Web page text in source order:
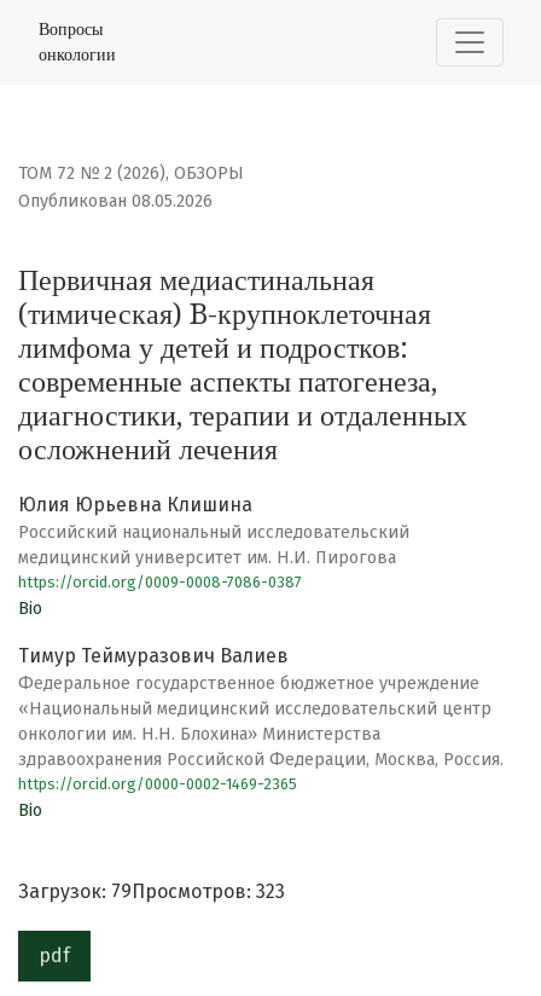
Первичная медиастинальная (тимическая) B-
Вопросы
онкологии
ТОМ 72 № 2 (2026), ОБЗОРЫ
Первичная медиастинальная
(тимическая) B-крупноклеточная
лимфома у детей и подростков:
современные аспекты патогенеза,
диагностики, терапии и отдаленных
осложнений лечения
Опубликован 08.05.2026
Юлия Юрьевна Клишина
Российский национальный исследовательский
медицинский университет им. Н.И. Пирогова
https://orcid.org/0009-0008-7086-0387
Bio
Тимур Теймуразович Валиев
Федеральное государственное бюджетное учреждение
«Национальный медицинский исследовательский центр
онкологии им. Н.Н. Блохина» Министерства
здравоохранения Российской Федерации, Москва, Россия.
https://orcid.org/0000-0002-1469-2365
Bio
Загрузок: 79 Просмотров: 323
pdf